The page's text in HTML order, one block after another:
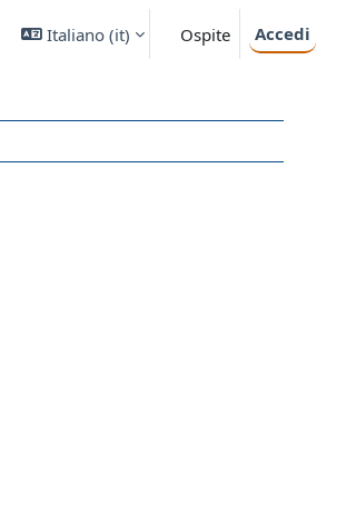
Italiano ‎(it)‎ Ospite Accedi